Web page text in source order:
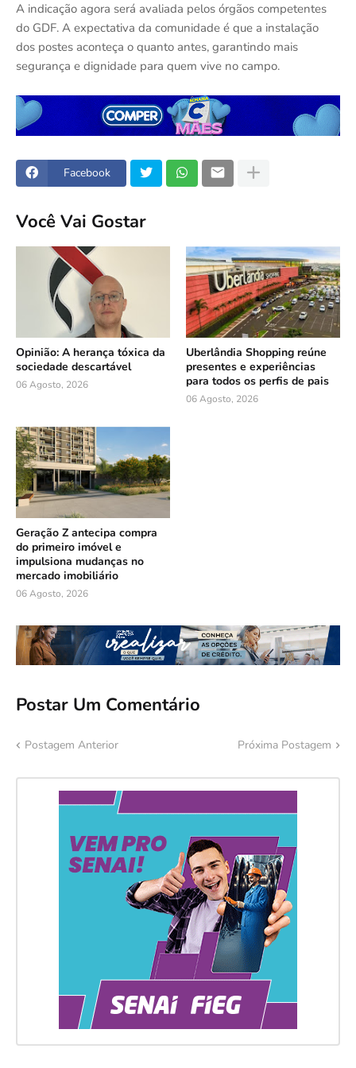
A indicação agora será avaliada pelos órgãos competentes
do GDF. A expectativa da comunidade é que a instalação
dos postes aconteça o quanto antes, garantindo mais
segurança e dignidade para quem vive no campo.
Facebook
Você Vai Gostar
Opinião: A herança tóxica da
sociedade descartável
06 Agosto, 2026
Uberlândia Shopping reúne
presentes e experiências
para todos os perfis de pais
06 Agosto, 2026
Geração Z antecipa compra
do primeiro imóvel e
impulsiona mudanças no
mercado imobiliário
06 Agosto, 2026
Postar Um Comentário
Postagem Anterior Próxima Postagem